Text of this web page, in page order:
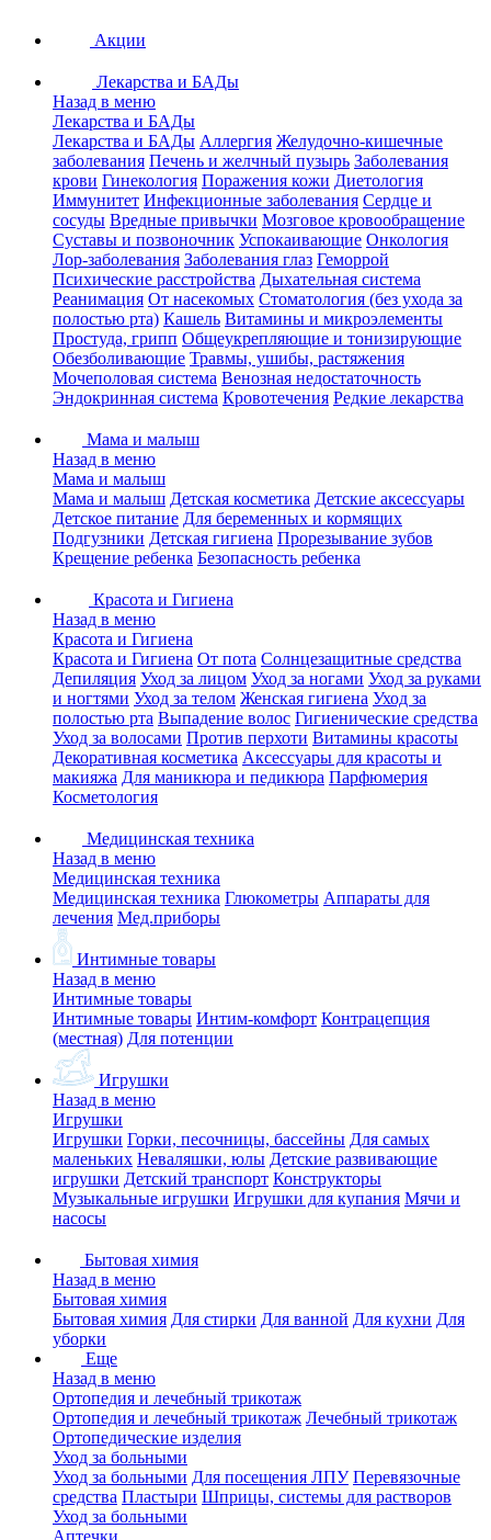
Акции
Лекарства и БАДы
Назад в меню
Лекарства и БАДы
Лекарства и БАДы Аллергия Желудочно-кишечные
заболевания Печень и желчный пузырь Заболевания
крови Гинекология Поражения кожи Диетология
Иммунитет Инфекционные заболевания Сердце и
сосуды Вредные привычки Мозговое кровообращение
Суставы и позвоночник Успокаивающие Онкология
Лор-заболевания Заболевания глаз Геморрой
Психические расстройства Дыхательная система
Реанимация От насекомых Стоматология (без ухода за
полостью рта) Кашель Витамины и микроэлементы
Простуда, грипп Общеукрепляющие и тонизирующие
Обезболивающие Травмы, ушибы, растяжения
Мочеполовая система Венозная недостаточность
Эндокринная система Кровотечения Редкие лекарства
Мама и малыш
Назад в меню
Мама и малыш
Мама и малыш Детская косметика Детские аксессуары
Детское питание Для беременных и кормящих
Подгузники Детская гигиена Прорезывание зубов
Крещение ребенка Безопасность ребенка
Красота и Гигиена
Назад в меню
Красота и Гигиена
Красота и Гигиена От пота Солнцезащитные средства
Депиляция Уход за лицом Уход за ногами Уход за руками
и ногтями Уход за телом Женская гигиена Уход за
полостью рта Выпадение волос Гигиенические средства
Уход за волосами Против перхоти Витамины красоты
Декоративная косметика Аксессуары для красоты и
макияжа Для маникюра и педикюра Парфюмерия
Косметология
Медицинская техника
Назад в меню
Медицинская техника
Медицинская техника Глюкометры Аппараты для
лечения Мед.приборы
Интимные товары
Назад в меню
Интимные товары
Интимные товары Интим-комфорт Контрацепция
(местная) Для потенции
Игрушки
Назад в меню
Игрушки
Игрушки Горки, песочницы, бассейны Для самых
маленьких Неваляшки, юлы Детские развивающие
игрушки Детский транспорт Конструкторы
Музыкальные игрушки Игрушки для купания Мячи и
насосы
Бытовая химия
Назад в меню
Бытовая химия
Бытовая химия Для стирки Для ванной Для кухни Для
уборки
Еще
Назад в меню
Ортопедия и лечебный трикотаж
Ортопедия и лечебный трикотаж Лечебный трикотаж
Ортопедические изделия
Уход за больными
Уход за больными Для посещения ЛПУ Перевязочные
средства Пластыри Шприцы, системы для растворов
Уход за больными
Аптечки